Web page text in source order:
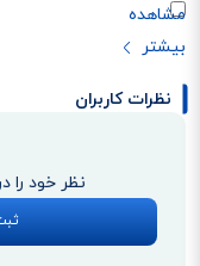
برخوردار بوده در نمایندگی
افزایش یابد. این فناوری به
نظرات کاربران
نظر خود را